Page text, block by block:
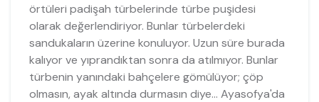
örtüleri padişah türbelerinde türbe puşidesi
olarak değerlendiriyor. Bunlar türbelerdeki
sandukaların üzerine konuluyor. Uzun süre burada
kalıyor ve yıprandıktan sonra da atılmıyor. Bunlar
türbenin yanındaki bahçelere gömülüyor; çöp
olmasın, ayak altında durmasın diye... Ayasofya'da